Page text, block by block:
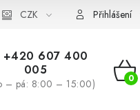
CZK Přihlášení
+420 607 400
005
– pá: 8:00 – 15:00)